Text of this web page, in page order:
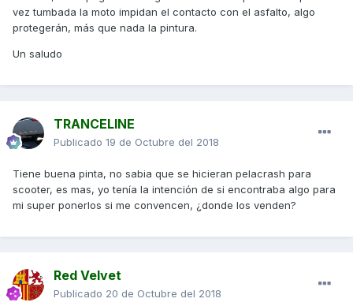
vez tumbada la moto impidan el contacto con el asfalto, algo
protegerán, más que nada la pintura.
Un saludo
TRANCELINE
Publicado 19 de Octubre del 2018
Tiene buena pinta, no sabia que se hicieran pelacrash para
scooter, es mas, yo tenía la intención de si encontraba algo para
mi super ponerlos si me convencen, ¿donde los venden?
Red Velvet
Publicado 20 de Octubre del 2018